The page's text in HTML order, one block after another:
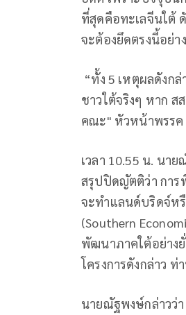
ที่สุดคือทะเลจีนใต้
จะต้องยึดตรงนี้อย่า
“ทั้ง 5 เหตุผลดังก
ชาวใต้จริงๆ หาก ส
คณะ" หัวหน้าพรร
เวลา 10.55 น. น
สรุปปิดญัตติว่า การ
จะทำแลนด์บริดจ์ห
(Southern
พัฒนาภาคใต้อย่าง
โครงการดังกล่าว
นายณัฐพงษ์กล่าวว่